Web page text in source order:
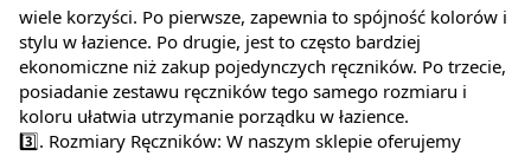
wiele korzyści. Po pierwsze, zapewnia to spójność kolorów i
stylu w łazience. Po drugie, jest to często bardziej
ekonomiczne niż zakup pojedynczych ręczników. Po trzecie,
posiadanie zestawu ręczników tego samego rozmiaru i
koloru ułatwia utrzymanie porządku w łazience.
3️⃣. Rozmiary Ręczników: W naszym sklepie oferujemy